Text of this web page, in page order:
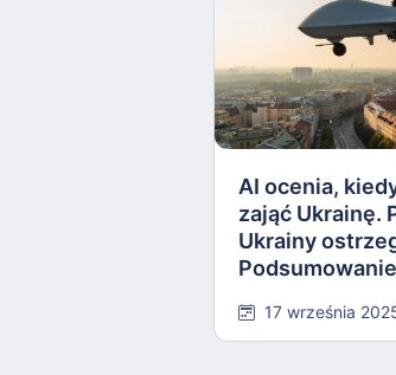
AI ocenia,
zająć Ukrainę.
Ukrainy
17 września